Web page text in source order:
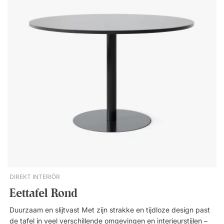
past Materiaal en duurzaamheid Extra slijtvaste oppervlakte
Krasbestendig tafelblad Duurzame materialen voor een lange
DIREKT INTERIÖR
Eettafel Rond
Duurzaam en slijtvast Met zijn strakke en tijdloze design past
de tafel in veel verschillende omgevingen en interieurstijlen –